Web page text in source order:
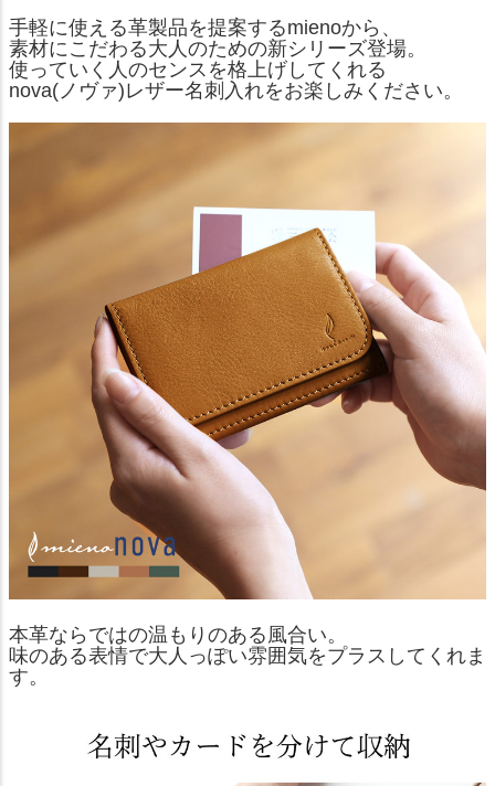
手軽に使える革製品を提案するmienoから、
素材にこだわる大人のための新シリーズ登場。
使っていく人のセンスを格上げしてくれる
nova(ノヴァ)レザー名刺入れをお楽しみください。
本革ならではの温もりのある風合い。
味のある表情で大人っぽい雰囲気をプラスしてくれま
す。